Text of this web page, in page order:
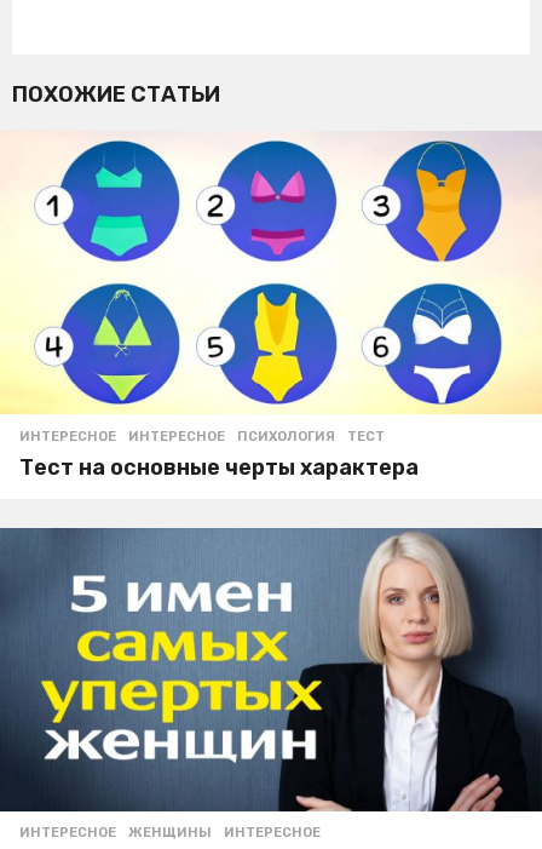
ПОХОЖИЕ СТАТЬИ
ИНТЕРЕСНОЕ ИНТЕРЕСНОЕ ,ПСИХОЛОГИЯ ,ТЕСТ
Тест на основные черты характера
ИНТЕРЕСНОЕ ЖЕНЩИНЫ ,ИНТЕРЕСНОЕ